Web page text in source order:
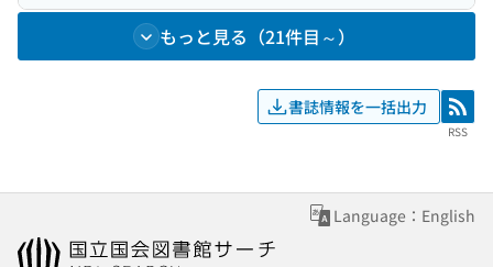
もっと見る（21件目～）
書誌情報を一括出力 RSS
RSS
Language：English